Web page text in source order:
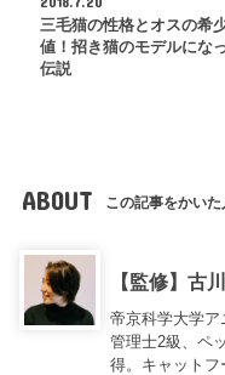
三毛猫の性格とオスの希
値！招き猫のモデルにな
伝説
ABOUT この記事をかいた
【監修】古
帝京科学大学
管理士2級、ペ
得。キャット